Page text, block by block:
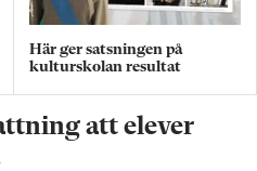
Här ger satsningen på
kulturskolan resultat
att elever